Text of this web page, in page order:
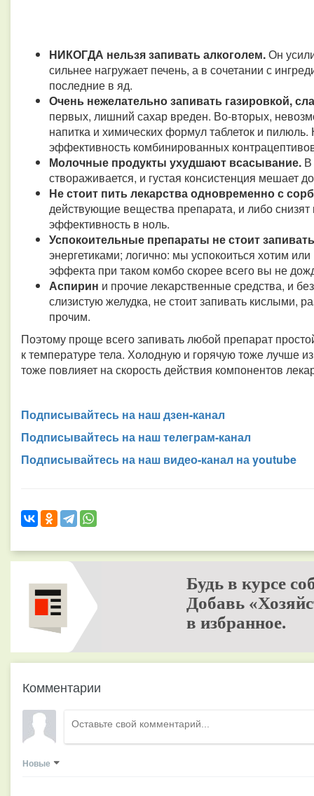
НИКОГДА нельзя запивать алкоголем.Он
сильнее нагружает печень, а в сочетании с
последние в яд.
Очень нежелательно запивать газировкой,
первых, лишний сахар вреден. Во-вторых,
напитка и химических формул таблеток и
эффективность комбинированных
Молочные продукты ухудшают всасывание. В
створаживается, и густая консистенция мешает
Не стоит пить лекарства одновременно с
действующие вещества препарата, и либо
эффективность в ноль.
Успокоительные препараты не стоит
энергетиками; логично: мы успокоиться хотим
эффекта при таком комбо скорее всего вы не
Аспирин и прочие лекарственные средства, и
слизистую желудка, не стоит запивать
прочим.
Поэтому проще всего запивать любой препарат
к температуре тела. Холодную и горячую тоже лучше
тоже повлияет на скорость действия компонентов
Подписывайтесь на наш дзен-канал
Подписывайтесь на наш телеграм-канал
Подписывайтесь на наш видео-канал на youtube
Будь в курсе
Добавь
в избранное.
Комментарии
Новые